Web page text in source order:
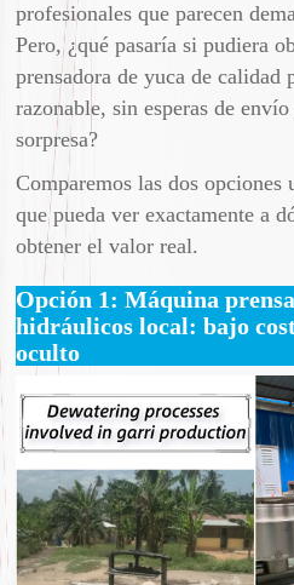
profesionales que parecen
Pero, ¿qué pasaría si pudiera
prensadora de yuca de calidad
razonable, sin esperas de
sorpresa?
Comparemos las dos
que pueda ver exactamente a
obtener el valor real.
Opción 1: Máquina
hidráulicos local: bajo
oculto